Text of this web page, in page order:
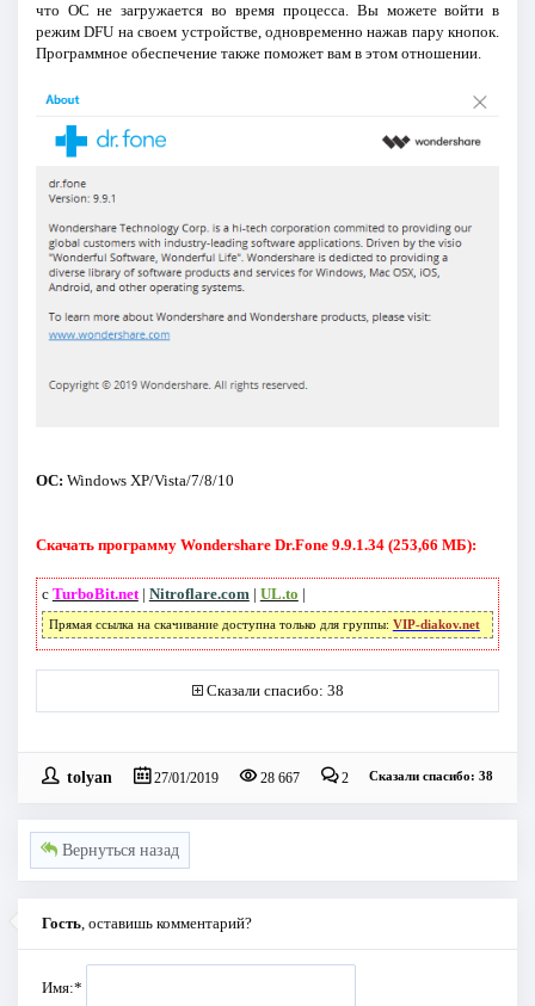
что ОС не загружается во время процесса. Вы можете войти в
режим DFU на своем устройстве, одновременно нажав пару кнопок.
Программное обеспечение также поможет вам в этом отношении.
ОС: Windows XP/Vista/7/8/10
Скачать программу Wondershare Dr.Fone 9.9.1.34 (253,66 МБ):
с TurboBit.net| Nitroflare.com| UL.to |
Прямая ссылка на скачивание доступна только для группы: VIP-diakov.net
Сказали спасибо: 38
tolyan 27/01/2019 28 667 2 Сказали спасибо: 38
Вернуться назад
Гость, оставишь комментарий?
Имя:*